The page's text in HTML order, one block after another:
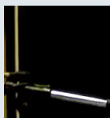
de
vídeo